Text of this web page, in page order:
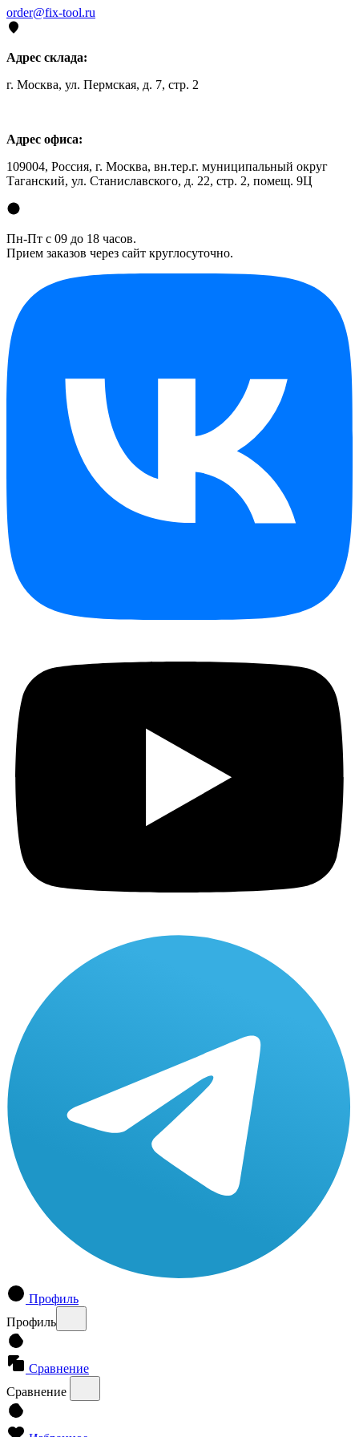
order@fix-tool.ru
Адрес склада:
г. Москва, ул. Пермская, д. 7, стр. 2
Адрес офиса:
109004, Россия, г. Москва, вн.тер.г. муниципальный округ
Таганский, ул. Станиславского, д. 22, стр. 2, помещ. 9Ц
Пн-Пт с 09 до 18 часов.
Прием заказов через сайт круглосуточно.
Профиль
Профиль
Сравнение
Сравнение